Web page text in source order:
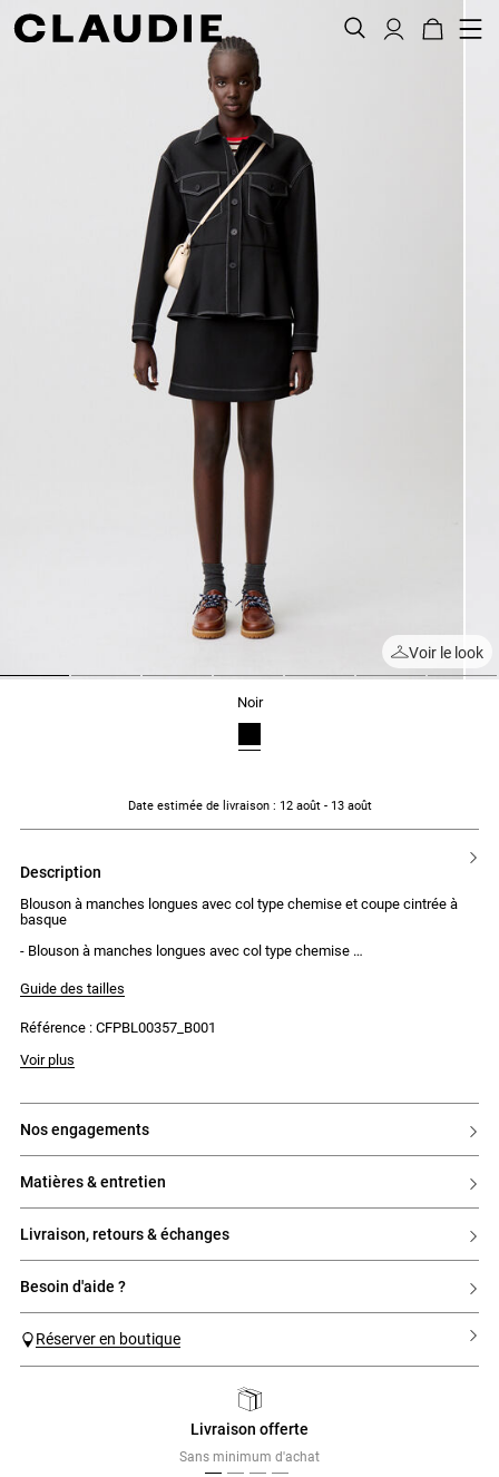
Voir le look
noir
Date estimée de livraison: 12 août - 13 août
description
Blouson à manches longues avec col type chemise et coupe cintrée à
basque
- Blouson à manches longues avec col type chemise
- Volume de basque créé avec des plis
- Fermeture par 4 boutons ton sur ton
- Poignets resserrés avec un bouton
Guide des tailles
Référence : CFPBL00357_B001
Voir plus
nos engagements
matières & entretien
livraison, retours & échanges
besoin d'aide ?
Réserver en boutique
Livraison offerte
Sans minimum d'achat